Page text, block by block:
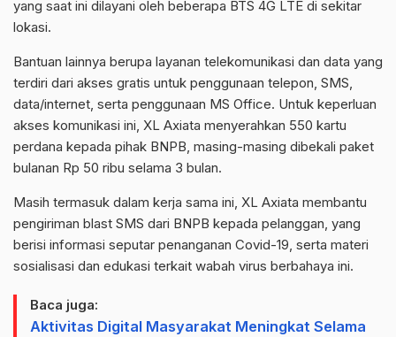
yang saat ini dilayani oleh beberapa BTS 4G LTE di sekitar
lokasi.
Bantuan lainnya berupa layanan telekomunikasi dan data yang
terdiri dari akses gratis untuk penggunaan telepon, SMS,
data/internet, serta penggunaan MS Office. Untuk keperluan
akses komunikasi ini, XL Axiata menyerahkan 550 kartu
perdana kepada pihak BNPB, masing-masing dibekali paket
bulanan Rp 50 ribu selama 3 bulan.
Masih termasuk dalam kerja sama ini, XL Axiata membantu
pengiriman blast SMS dari BNPB kepada pelanggan, yang
berisi informasi seputar penanganan Covid-19, serta materi
sosialisasi dan edukasi terkait wabah virus berbahaya ini.
Baca juga:
Aktivitas Digital Masyarakat Meningkat Selama